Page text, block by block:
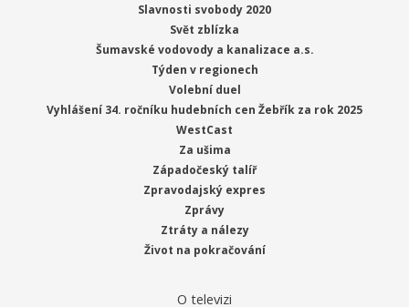
Slavnosti svobody 2020
Svět zblízka
Šumavské vodovody a kanalizace a.s.
Týden v regionech
Volební duel
Vyhlášení 34. ročníku hudebních cen Žebřík za rok 2025
WestCast
Za ušima
Západočeský talíř
Zpravodajský expres
Zprávy
Ztráty a nálezy
Život na pokračování
O televizi